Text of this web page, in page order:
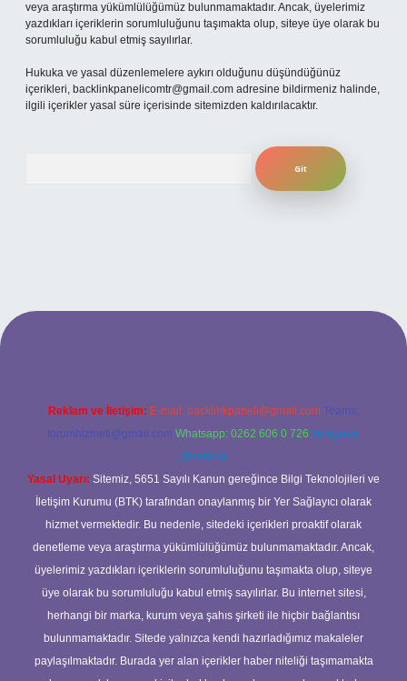
veya araştırma yükümlülüğümüz bulunmamaktadır. Ancak, üyelerimiz
yazdıkları içeriklerin sorumluluğunu taşımakta olup, siteye üye olarak bu
sorumluluğu kabul etmiş sayılırlar.
Hukuka ve yasal düzenlemelere aykırı olduğunu düşündüğünüz
içerikleri, backlinkpanelicomtr@gmail.com adresine bildirmeniz halinde,
ilgili içerikler yasal süre içerisinde sitemizden kaldırılacaktır.
giriş
Reklam ve İletişim: E-mail: backlinkpaneli@gmail.com Teams:
forumhizmeti@gmail.com Whatsapp: 0262 606 0 726 Telegram:
@karabul
Yasal Uyarı: Sitemiz, 5651 Sayılı Kanun gereğince Bilgi Teknolojileri ve
İletişim Kurumu (BTK) tarafından onaylanmış bir Yer Sağlayıcı olarak
hizmet vermektedir. Bu nedenle, sitedeki içerikleri proaktif olarak
denetleme veya araştırma yükümlülüğümüz bulunmamaktadır. Ancak,
üyelerimiz yazdıkları içeriklerin sorumluluğunu taşımakta olup, siteye
üye olarak bu sorumluluğu kabul etmiş sayılırlar. Bu internet sitesi,
herhangi bir marka, kurum veya şahıs şirketi ile hiçbir bağlantısı
bulunmamaktadır. Sitede yalnızca kendi hazırladığımız makaleler
paylaşılmaktadır. Burada yer alan içerikler haber niteliği taşımamakta